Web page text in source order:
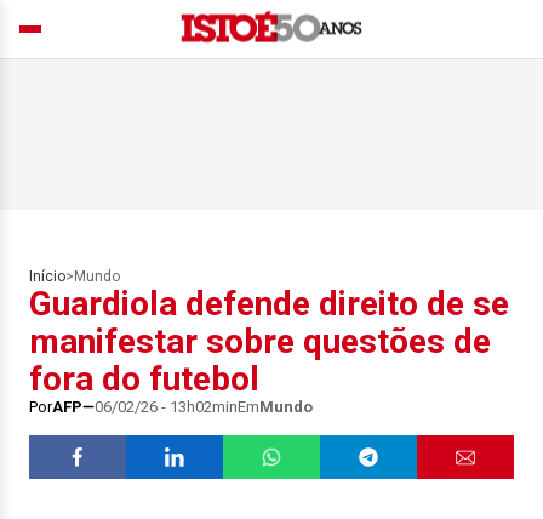
Início> Mundo
Guardiola defende direito de se
manifestar sobre questões de
fora do futebol
PorAFP 06/02/26 - 13h02minEmMundo